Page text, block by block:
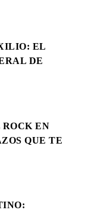
EL
DE
ROCK EN
QUE TE